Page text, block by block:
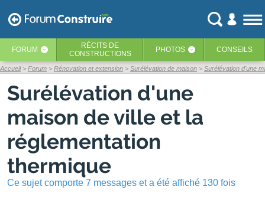
FORUM ‹ RÉCITS DE
CONSTRUCTIONS
PHOTOS ‹ CONSEILS
Accueil Forum Rénovation et extension Surélévation de maison Surélévation d'une
Surélévation d'une
maison de ville et la
réglementation
thermique
Ce sujet comporte 7 messages et a été affiché 130 fois